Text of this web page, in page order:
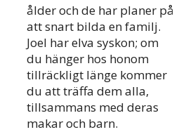
ålder och de har planer på
att snart bilda en familj.
Joel har elva syskon; om
du hänger hos honom
tillräckligt länge kommer
du att träffa dem alla,
tillsammans med deras
makar och barn.